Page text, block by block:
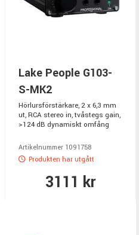
Lake People G103-
S-MK2
Hörlursförstärkare, 2 x 6,3 mm
ut, RCA stereo in, tvåstegs gain,
>124 dB dynamiskt omfång
Artikelnummer 1091758
Produkten har utgått
3111 kr